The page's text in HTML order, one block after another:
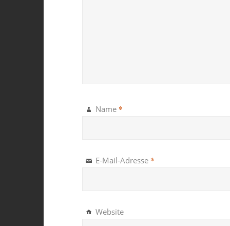
Name *
E-Mail-Adresse *
Website